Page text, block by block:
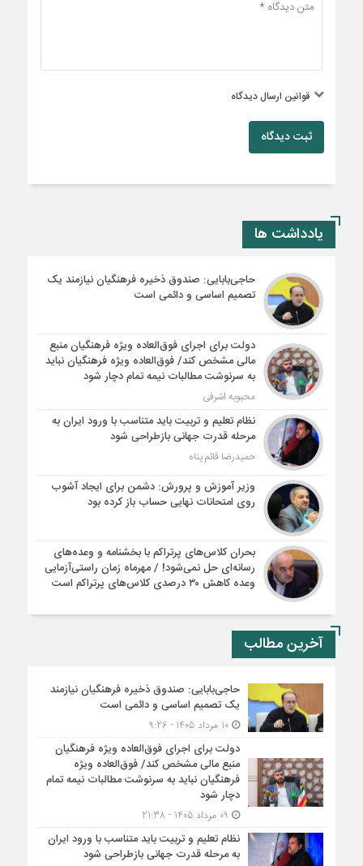
قوانین ارسال دیدگاه
ثبت دیدگاه
یادداشت ها
حاجی‌بابایی: صندوق ذخیره فرهنگیان نیازمند یک
تصمیم اساسی و دائمی است
دولت برای اجرای فوق‌العاده ویژه فرهنگیان منبع
مالی مشخص کند/ فوق‌العاده ویژه فرهنگیان نباید
به سرنوشت مطالبات نیمه‌ تمام دچار شود
محبوبه اشرفی
نظام تعلیم و تربیت باید متناسب با ورود ایران به
مرحله قدرت جهانی بازطراحی شود
حمیدرضا قائم پناه
وزیر آموزش و پرورش: دشمن برای ایجاد آشوب
روی امتحانات نهایی حساب باز کرده بود
بحران کلاس‌های پرتراکم با بخشنامه و وعده‌های
رسانه‌ای حل نمی‌شود! / مهرماه زمان راستی‌آزمایی
وعده کاهش ۳۰ درصدی کلاس‌های پرتراکم است
آخرین مطالب
حاجی‌بابایی: صندوق ذخیره فرهنگیان نیازمند
یک تصمیم اساسی و دائمی است
10 مرداد 1405 - 9:26
دولت برای اجرای فوق‌العاده ویژه فرهنگیان
منبع مالی مشخص کند/ فوق‌العاده ویژه
فرهنگیان نباید به سرنوشت مطالبات نیمه‌ تمام
دچار شود
نظام تعلیم و تربیت باید متناسب با ورود ایران
به مرحله قدرت جهانی بازطراحی شود